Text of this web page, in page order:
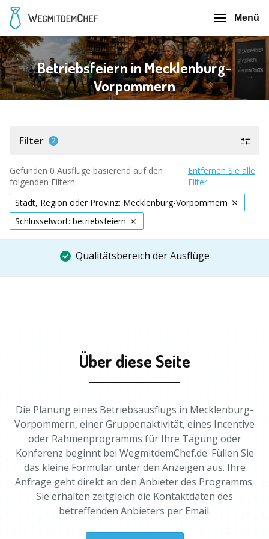
Menü
Betriebsfeiern in Mecklenburg-
Vorpommern
Filter 2
Gefunden 0 Ausflüge basierend auf den
folgenden Filtern
Entfernen Sie alle
Filter
Stadt, Region oder Provinz: Mecklenburg-Vorpommern
Schlüsselwort: betriebsfeiern
Qualitätsbereich der Ausflüge
Über diese Seite
Die Planung eines Betriebsausflugs in Mecklenburg-
Vorpommern, einer Gruppenaktivität, eines Incentive
oder Rahmenprogramms für Ihre Tagung oder
Konferenz beginnt bei WegmitdemChef.de. Füllen Sie
das kleine Formular unter den Anzeigen aus. Ihre
Anfrage geht direkt an den Anbieter des Programms.
Sie erhalten zeitgleich die Kontaktdaten des
betreffenden Anbieters per Email.